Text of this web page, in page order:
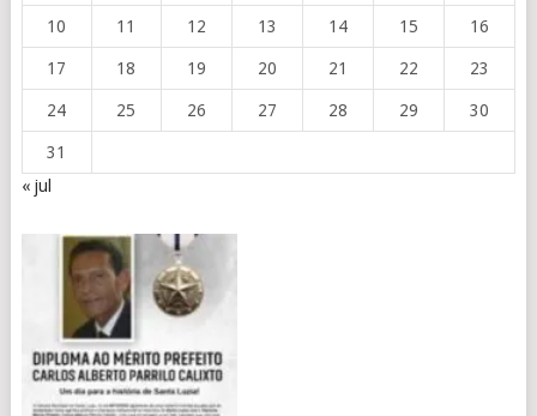
10 11 12 13 14 15 16
17 18 19 20 21 22 23
24 25 26 27 28 29 30
31
« jul